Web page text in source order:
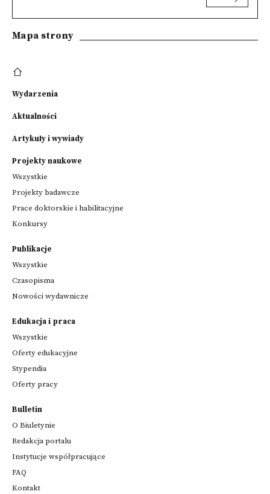
Mapa strony
Wydarzenia
Aktualności
Artykuły i wywiady
Projekty naukowe
Wszystkie
Projekty badawcze
Prace doktorskie i habilitacyjne
Konkursy
Publikacje
Wszystkie
Czasopisma
Nowości wydawnicze
Edukacja i praca
Wszystkie
Oferty edukacyjne
Stypendia
Oferty pracy
Bulletin
O Biuletynie
Redakcja portalu
Instytucje współpracujące
FAQ
Kontakt